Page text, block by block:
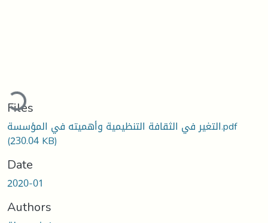
Files
التغير في الثقافة التنظيمية وأهميته في المؤسسة.pdf
(230.04 KB)
Date
2020-01
Authors